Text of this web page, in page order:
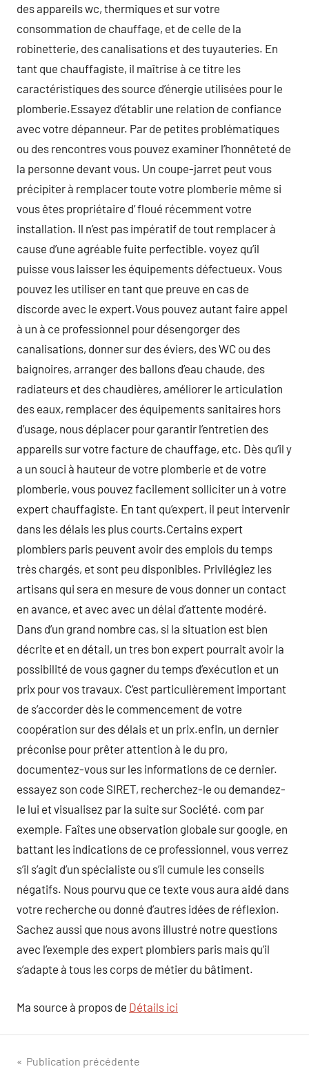
des appareils wc, thermiques et sur votre
consommation de chauffage, et de celle de la
robinetterie, des canalisations et des tuyauteries. En
tant que chauffagiste, il maîtrise à ce titre les
caractéristiques des source d’énergie utilisées pour le
plomberie.Essayez d’établir une relation de confiance
avec votre dépanneur. Par de petites problématiques
ou des rencontres vous pouvez examiner l’honnêteté de
la personne devant vous. Un coupe-jarret peut vous
précipiter à remplacer toute votre plomberie même si
vous êtes propriétaire d’ floué récemment votre
installation. Il n’est pas impératif de tout remplacer à
cause d’une agréable fuite perfectible. voyez qu’il
puisse vous laisser les équipements défectueux. Vous
pouvez les utiliser en tant que preuve en cas de
discorde avec le expert.Vous pouvez autant faire appel
à un à ce professionnel pour désengorger des
canalisations, donner sur des éviers, des WC ou des
baignoires, arranger des ballons d’eau chaude, des
radiateurs et des chaudières, améliorer le articulation
des eaux, remplacer des équipements sanitaires hors
d’usage, nous déplacer pour garantir l’entretien des
appareils sur votre facture de chauffage, etc. Dès qu’il y
a un souci à hauteur de votre plomberie et de votre
plomberie, vous pouvez facilement solliciter un à votre
expert chauffagiste. En tant qu’expert, il peut intervenir
dans les délais les plus courts.Certains expert
plombiers paris peuvent avoir des emplois du temps
très chargés, et sont peu disponibles. Privilégiez les
artisans qui sera en mesure de vous donner un contact
en avance, et avec avec un délai d’attente modéré.
Dans d’un grand nombre cas, si la situation est bien
décrite et en détail, un tres bon expert pourrait avoir la
possibilité de vous gagner du temps d’exécution et un
prix pour vos travaux. C’est particulièrement important
de s’accorder dès le commencement de votre
coopération sur des délais et un prix.enfin, un dernier
préconise pour prêter attention à le du pro,
documentez-vous sur les informations de ce dernier.
essayez son code SIRET, recherchez-le ou demandez-
le lui et visualisez par la suite sur Société. com par
exemple. Faîtes une observation globale sur google, en
battant les indications de ce professionnel, vous verrez
s’il s’agit d’un spécialiste ou s’il cumule les conseils
négatifs. Nous pourvu que ce texte vous aura aidé dans
votre recherche ou donné d’autres idées de réflexion.
Sachez aussi que nous avons illustré notre questions
avec l’exemple des expert plombiers paris mais qu’il
s’adapte à tous les corps de métier du bâtiment.
Ma source à propos de Détails ici
Navigation
Publication précédente